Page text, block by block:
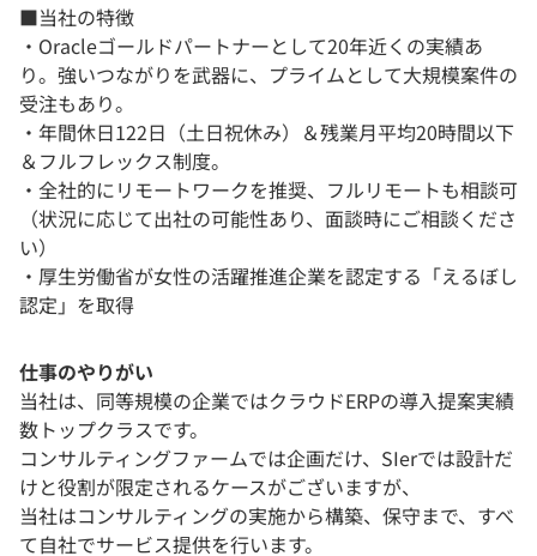
■当社の特徴
・Oracleゴールドパートナーとして20年近くの実績あ
り。強いつながりを武器に、プライムとして大規模案件の
受注もあり。
・年間休日122日（土日祝休み）＆残業月平均20時間以下
＆フルフレックス制度。
・全社的にリモートワークを推奨、フルリモートも相談可
（状況に応じて出社の可能性あり、面談時にご相談くださ
い）
・厚生労働省が女性の活躍推進企業を認定する「えるぼし
認定」を取得
仕事のやりがい
当社は、同等規模の企業ではクラウドERPの導入提案実績
数トップクラスです。
コンサルティングファームでは企画だけ、SIerでは設計だ
けと役割が限定されるケースがございますが、
当社はコンサルティングの実施から構築、保守まで、すべ
て自社でサービス提供を行います。